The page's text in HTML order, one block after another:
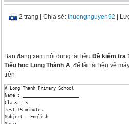
2 trang |Chia sẻ:thuongnguyen92 |
Bạn đang xem nội dung tài liệuĐề kiểm tra
Tiểu học Long Thành A, để tải tài liệu về
trên
A Long Thanh Primary School
Name : ______________________
Class : 5 ____
Test 15 minutes
Subject : English